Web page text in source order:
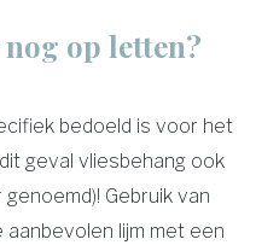
op letten?
bedoeld is voor het
geval vliesbehang ook
Gebruik van
lijm met een